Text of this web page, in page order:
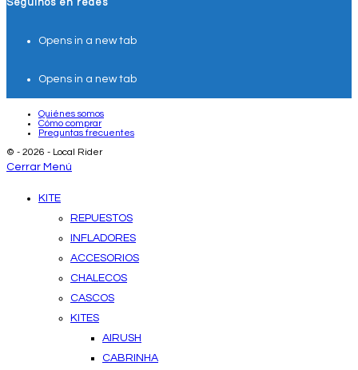
Opens in a new tab
Opens in a new tab
Quiénes somos
Cómo comprar
Preguntas frecuentes
© - 2026 - Local Rider
Cerrar Menú
KITE
REPUESTOS
INFLADORES
ACCESORIOS
CHALECOS
CASCOS
KITES
AIRUSH
CABRINHA